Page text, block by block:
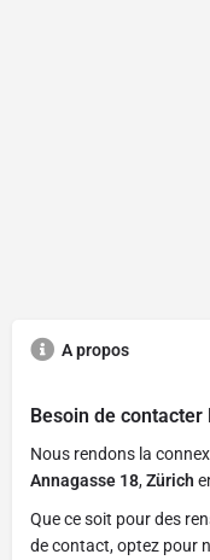
A propos
Besoin de contacter
Nous rendons la
Annagasse 18,Zürich
Que ce soit pour des
de contact, optez pour